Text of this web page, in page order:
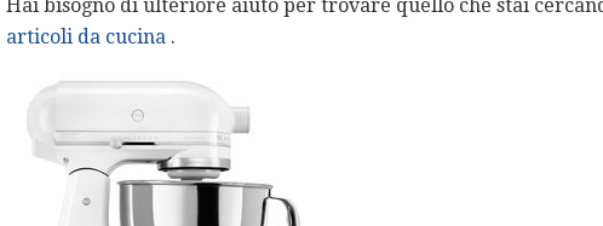
Hai bisogno di ulteriore aiuto per trovare quello che stai
articoli da cucina .